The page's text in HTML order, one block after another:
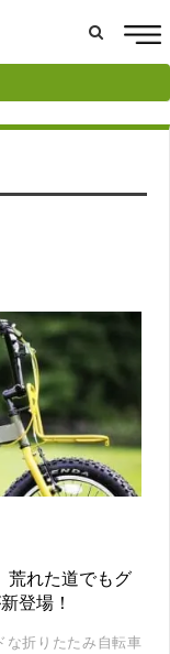
荒れた道でもグ
登場！
な折りたたみ自転車